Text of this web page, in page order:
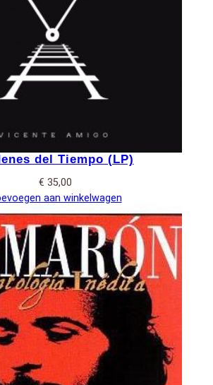
del Tiempo (LP)
€ 35,00
aan winkelwagen